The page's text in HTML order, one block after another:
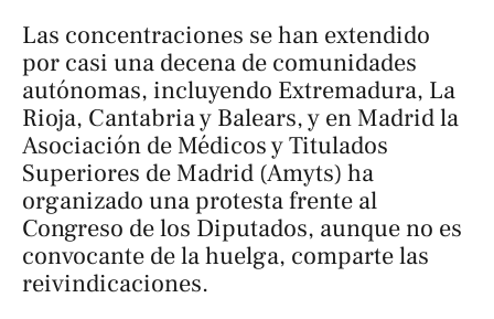
Las concentraciones se han extendido
por casi una decena de comunidades
autónomas, incluyendo Extremadura, La
Rioja, Cantabria y Balears, y en Madrid la
Asociación de Médicos y Titulados
Superiores de Madrid (Amyts) ha
organizado una protesta frente al
Congreso de los Diputados, aunque no es
convocante de la huelga, comparte las
reivindicaciones.